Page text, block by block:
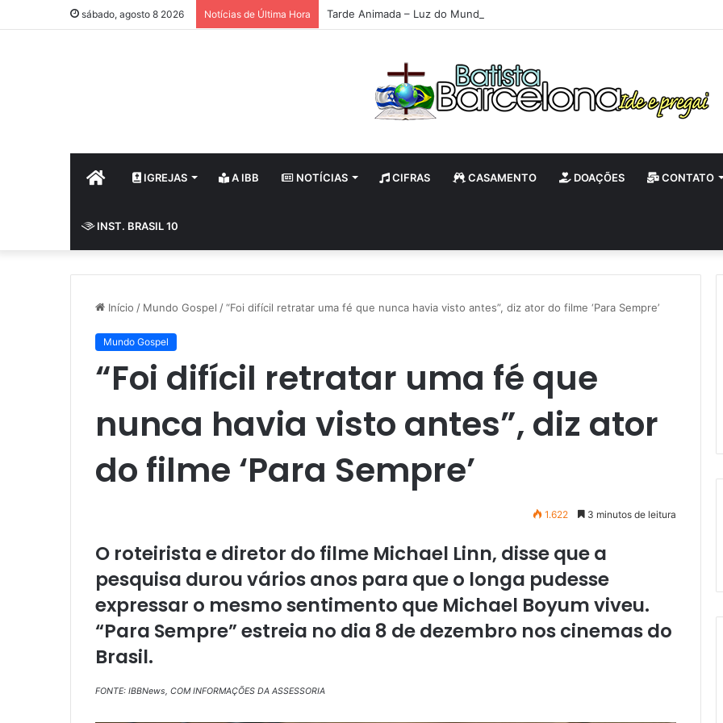
sábado, agosto 8 2026 Notícias de Última Hora Tarde Animada – Luz do Mundo
HOME IGREJAS A IBB NOTÍCIAS CIFRAS CASAMENTO DOAÇÕES CONTATO
INST. BRASIL 10
Início / Mundo Gospel /“Foi difícil retratar uma fé que nunca havia visto antes”, diz ator do filme ‘Para Sempre’
Mundo Gospel
“Foi difícil retratar uma fé que
nunca havia visto antes”, diz ator
do filme ‘Para Sempre’
1.622 3 minutos de leitura
O roteirista e diretor do filme Michael Linn, disse que a
pesquisa durou vários anos para que o longa pudesse
expressar o mesmo sentimento que Michael Boyum viveu.
“Para Sempre” estreia no dia 8 de dezembro nos cinemas do
Brasil.
FONTE: IBBNews, COM INFORMAÇÕES DA ASSESSORIA